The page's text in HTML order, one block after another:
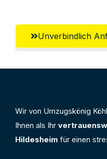
Unverbindlich
Wir von Umzugskönig
Ihnen als Ihr
Hildesheim für einen